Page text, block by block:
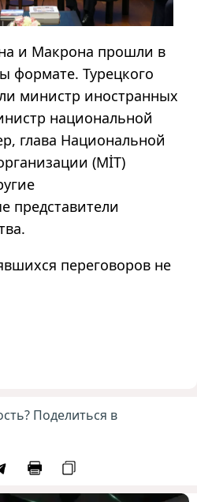
и Макрона прошли в
формате. Турецкого
министр иностранных
национальной
глава Национальной
(MİT)
представители
переговоров не
Поделиться в